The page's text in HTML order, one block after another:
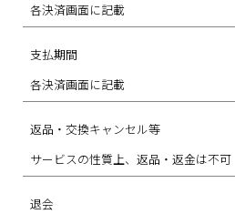
各決済画面に記載
支払期間
各決済画面に記載
返品・交換キャンセル等
サービスの性質上、返品・返金は不可
退会